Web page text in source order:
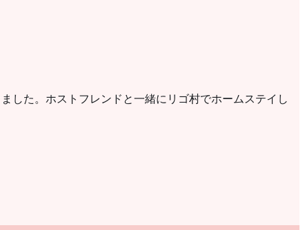
した。ホストフレンドと一緒にリゴ村でホームステイし